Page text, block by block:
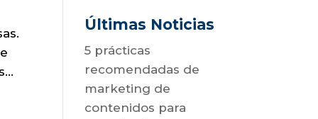
Últimas Noticias
5 prácticas
recomendadas de
marketing de
contenidos para